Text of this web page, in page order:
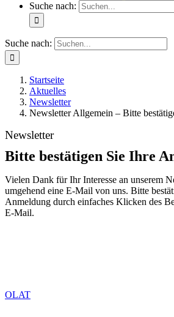
Suche nach:
Suche nach:
Startseite
Aktuelles
Newsletter
Newsletter Allgemein – Bitte
Newsletter
Bitte bestätigen Sie Ihre
Vielen Dank für Ihr Interesse an unserem
umgehend eine E-Mail von uns. Bitte
Anmeldung durch einfaches Klicken des
E-Mail.
OLAT